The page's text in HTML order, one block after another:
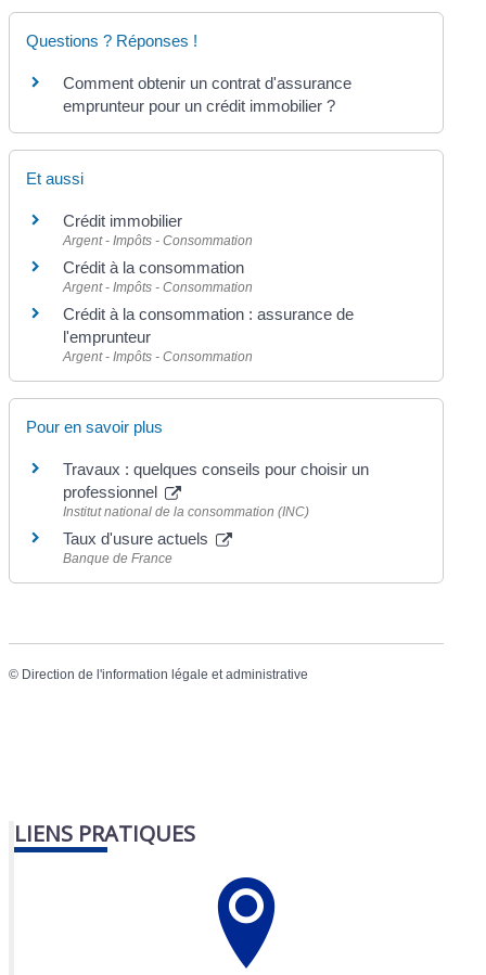
Questions ? Réponses !
Comment obtenir un contrat d'assurance
emprunteur pour un crédit immobilier ?
Et aussi
Crédit immobilier
Argent - Impôts - Consommation
Crédit à la consommation
Argent - Impôts - Consommation
Crédit à la consommation : assurance de
l'emprunteur
Argent - Impôts - Consommation
Pour en savoir plus
Travaux : quelques conseils pour choisir un
professionnel
Institut national de la consommation (INC)
Taux d'usure actuels
Banque de France
© Direction de l'information légale et administrative
LIENS PRATIQUES